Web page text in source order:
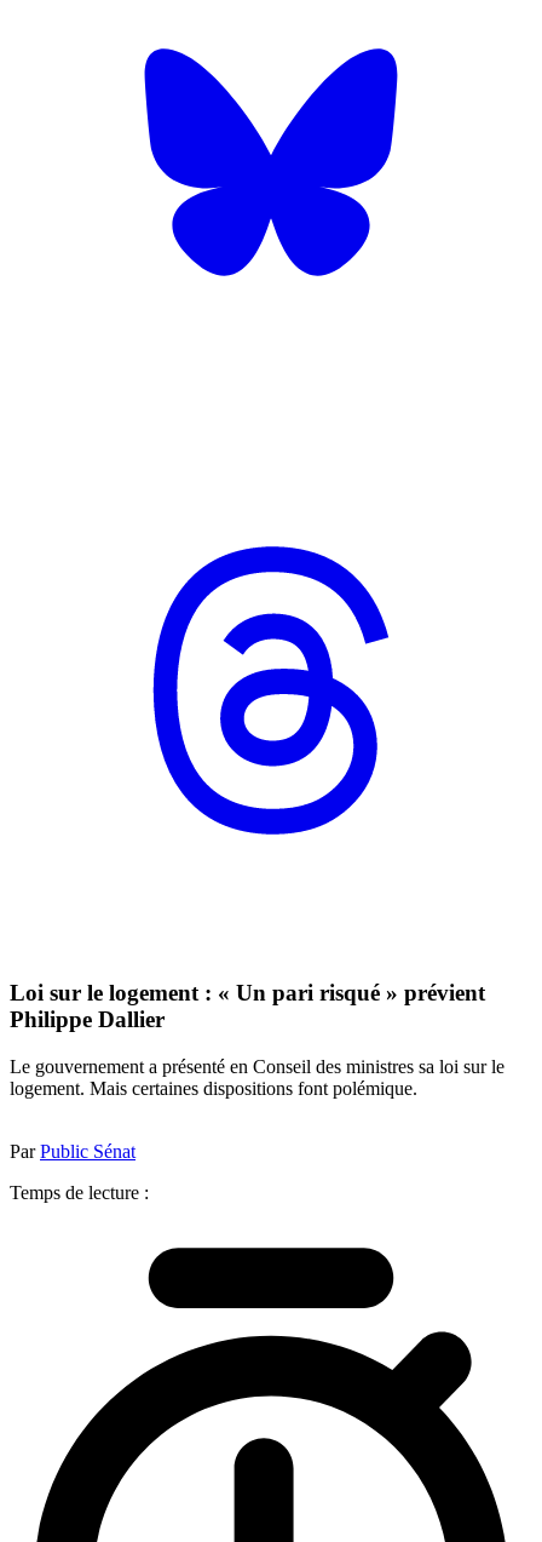
Loi sur le logement : « Un pari risqué » prévient
Philippe Dallier
Le gouvernement a présenté en Conseil des ministres sa loi sur le
logement. Mais certaines dispositions font polémique.
ParPublic Sénat
Temps de lecture :